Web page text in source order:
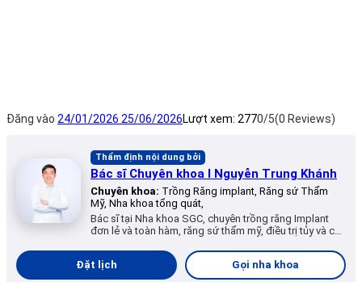
Đăng vào 24/01/2026 25/06/2026Lượt xem: 2770/5(0 Reviews)
Thẩm định nội dung bởi
Bác sĩ Chuyên khoa I Nguyễn Trung Khánh
Chuyên khoa: Trồng Răng implant, Răng sứ Thẩm
Mỹ, Nha khoa tổng quát,
Bác sĩ tại Nha khoa SGC, chuyên trồng răng Implant
đơn lẻ và toàn hàm, răng sứ thẩm mỹ, điều trị tủy và các
Đặt lịch
Gọi nha khoa